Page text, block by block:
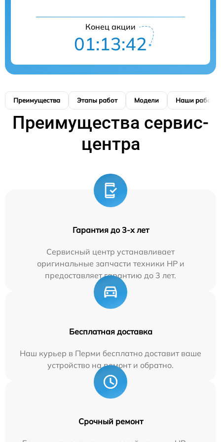
Конец акции
01:13:41
Преимущества Этапы работ Модели Наши работы
Преимущества сервис-
центра
Гарантия до 3-х лет
Сервисный центр устанавливает
оригинальные запчасти техники HP и
предоставляет гарантию до 3 лет.
Бесплатная доставка
Наш курьер в Перми бесплатно доставит ваше
устройство на ремонт и обратно.
Срочный ремонт